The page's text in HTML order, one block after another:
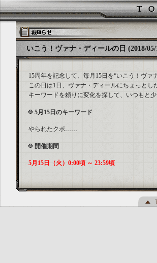
いこう！ヴァナ・ディールの日 (2018/05/
15周年を記念して、毎月15日を“いこう！ヴァ
この日は1日、ヴァナ・ディールにちょっとし
キーワードを頼りに変化を探して、いつもと
5月15日のキーワード
やられたクポ……
開催期間
5月15日（火）0:00頃 ～ 23:59頃